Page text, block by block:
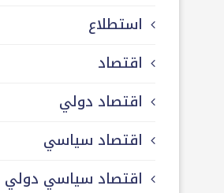
استطلاع
اقتصاد
اقتصاد دولي
اقتصاد سياسي
اقتصاد سياسي دولي